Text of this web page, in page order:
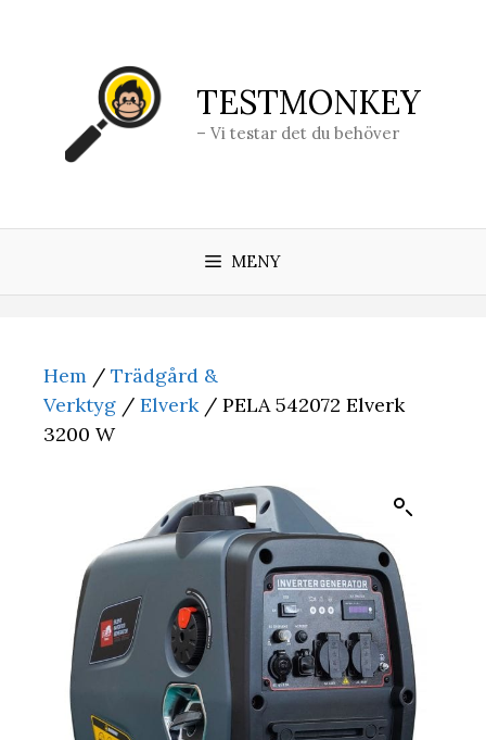
TESTMONKEY
– Vi testar det du behöver
MENY
Hem / Trädgård &
Verktyg / Elverk/ PELA 542072 Elverk
3200 W